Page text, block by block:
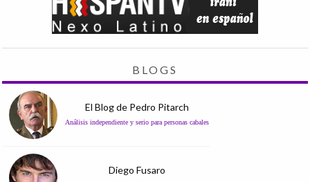
BLOGS
El Blog de Pedro Pitarch
Análisis independiente y serio para personas cabales
Diego Fusaro